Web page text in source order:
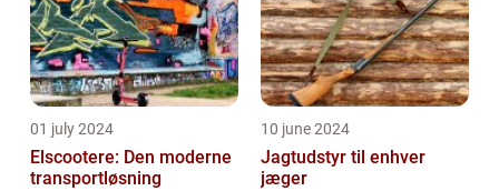
01 july 2024
Elscootere: Den moderne
transportløsning
10 june 2024
Jagtudstyr til enhver
jæger